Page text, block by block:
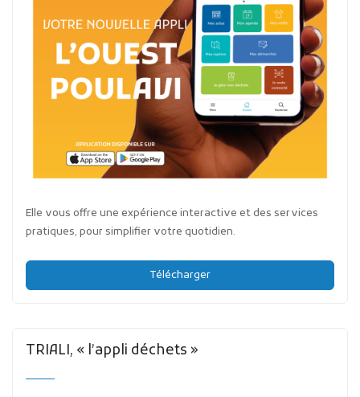
Elle vous offre une expérience interactive et des services
pratiques, pour simplifier votre quotidien.
Télécharger
TRIALI, « l’appli déchets »